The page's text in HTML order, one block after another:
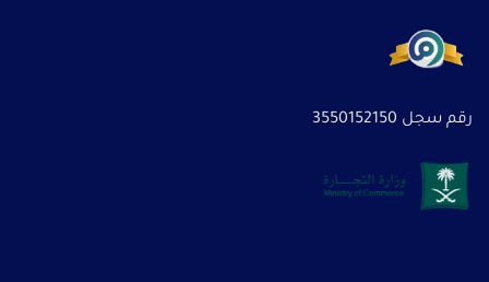
رقم سجل 3550152150